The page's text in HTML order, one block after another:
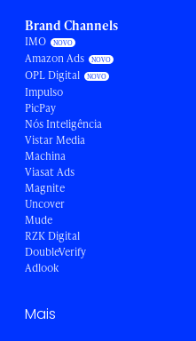
Brand Channels
IMO
Amazon Ads
OPL Digital
Impulso
PicPay
Nós Inteligência
Vistar Media
Machina
Viasat Ads
Magnite
Uncover
Mude
RZK Digital
DoubleVerify
Adlook
Mais